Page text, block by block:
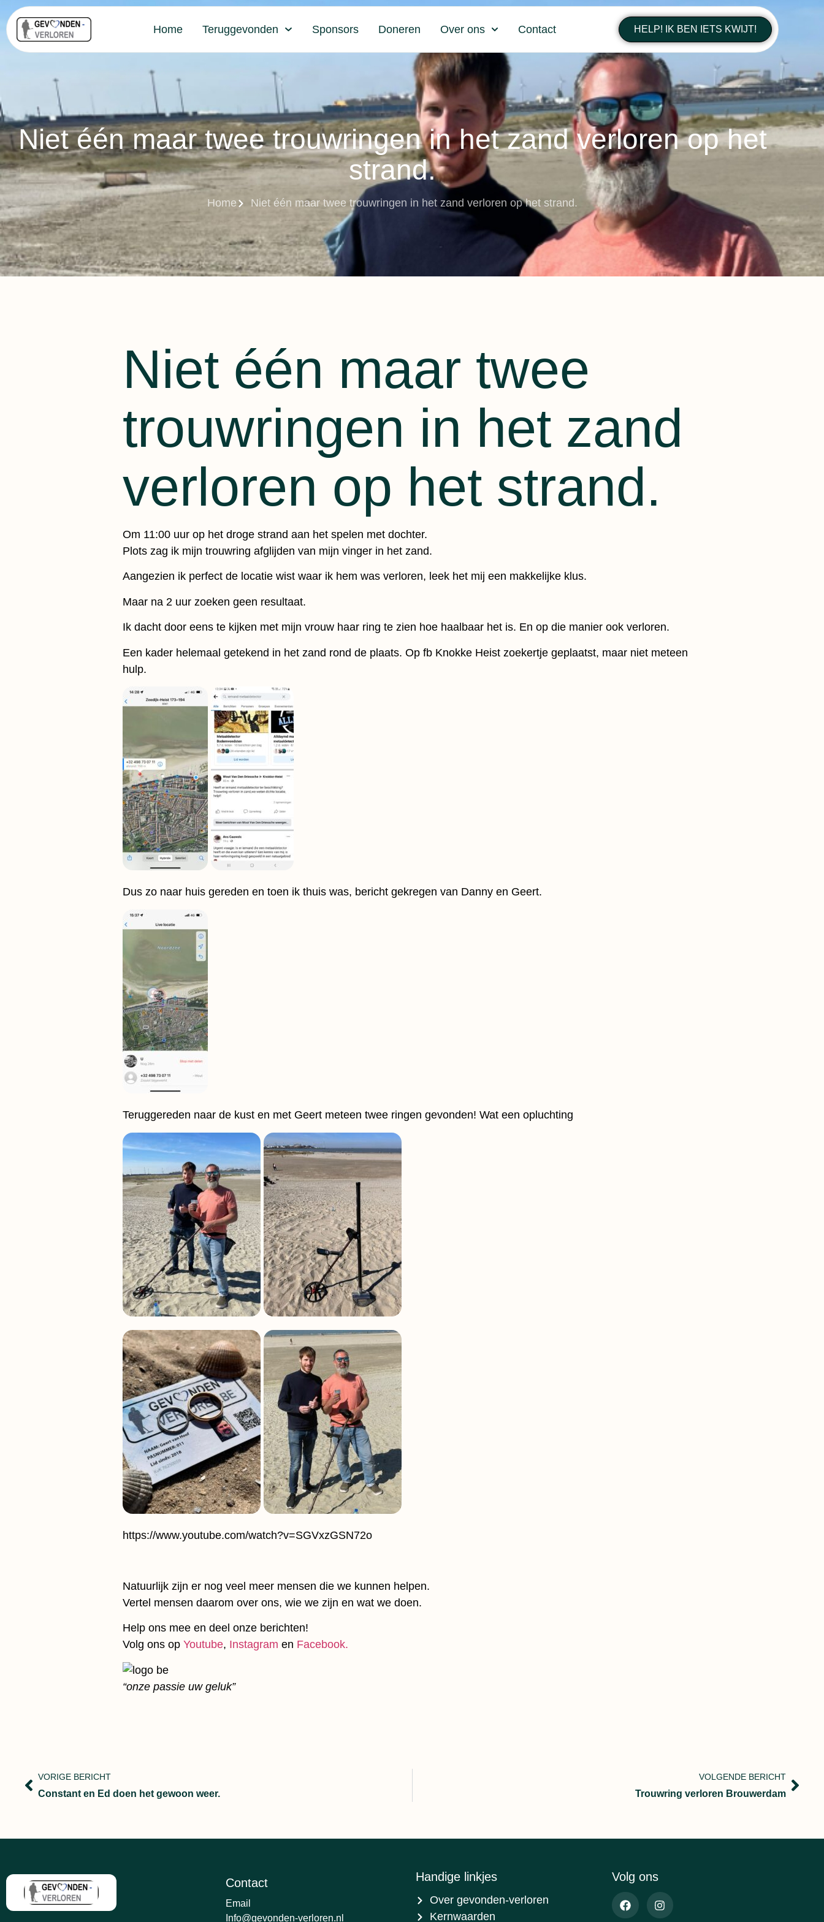
Home Teruggevonden Sponsors Doneren Over ons Contact HELP! IK BEN IETS KWIJT!
Niet één maar twee trouwringen in het zand verloren op het
strand.
Home Niet één maar twee trouwringen in het zand verloren op het strand.
Niet één maar twee
trouwringen in het zand
verloren op het strand.
Om 11:00 uur op het droge strand aan het spelen met dochter.
Plots zag ik mijn trouwring afglijden van mijn vinger in het zand.
Aangezien ik perfect de locatie wist waar ik hem was verloren, leek het mij een makkelijke klus.
Maar na 2 uur zoeken geen resultaat.
Ik dacht door eens te kijken met mijn vrouw haar ring te zien hoe haalbaar het is. En op die manier ook verloren.
Een kader helemaal getekend in het zand rond de plaats. Op fb Knokke Heist zoekertje geplaatst, maar niet meteen
hulp.
Dus zo naar huis gereden en toen ik thuis was, bericht gekregen van Danny en Geert.
Teruggereden naar de kust en met Geert meteen twee ringen gevonden! Wat een opluchting
https://www.youtube.com/watch?v=SGVxzGSN72o
Natuurlijk zijn er nog veel meer mensen die we kunnen helpen.
Vertel mensen daarom over ons, wie we zijn en wat we doen.
Help ons mee en deel onze berichten!
Volg ons op Youtube, Instagram en Facebook.
“onze passie uw geluk”
VORIGE BERICHT
Constant en Ed doen het gewoon weer.
VOLGENDE BERICHT
Trouwring verloren Brouwerdam
Contact
Email
Info@gevonden-verloren.nl
Handige linkjes
Over gevonden-verloren
Kernwaarden
Volg ons